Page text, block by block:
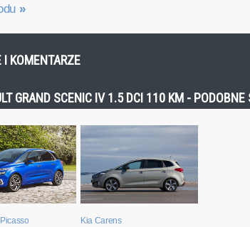
»
I KOMENTARZE
GRAND SCENIC IV 1.5 DCI 110 KM -
Kia Carens